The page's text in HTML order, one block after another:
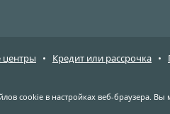
центры • Кредит или рассрочка •
cookie в настройках веб-браузера. Вы